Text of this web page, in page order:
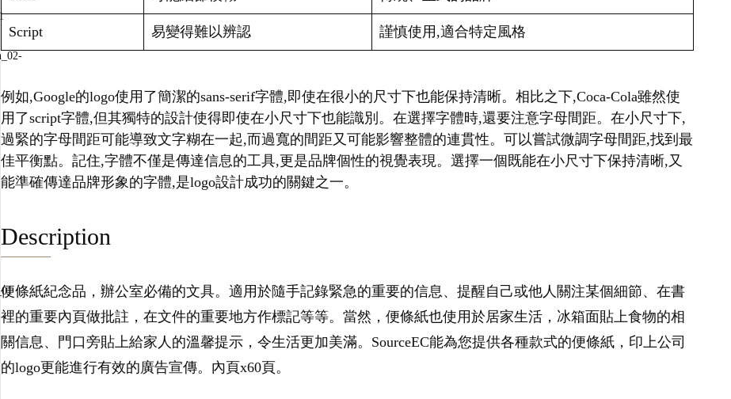
Script 易變得難以辨認 謹慎使用,適合特定風格
例如,Google的logo使用了簡潔的sans-serif字體,即使在很小的尺寸下也能保持清晰。相比之下,Coca-Cola雖然使
用了script字體,但其獨特的設計使得即使在小尺寸下也能識別。在選擇字體時,還要注意字母間距。在小尺寸下,
過緊的字母間距可能導致文字糊在一起,而過寬的間距又可能影響整體的連貫性。可以嘗試微調字母間距,找到最
佳平衡點。記住,字體不僅是傳達信息的工具,更是品牌個性的視覺表現。選擇一個既能在小尺寸下保持清晰,又
能準確傳達品牌形象的字體,是logo設計成功的關鍵之一。
Description
便條紙紀念品，辦公室必備的文具。適用於隨手記錄緊急的重要的信息、提醒自己或他人關注某個細節、在書
裡的重要內頁做批註，在文件的重要地方作標記等等。當然，便條紙也使用於居家生活，冰箱面貼上食物的相
關信息、門口旁貼上給家人的溫馨提示，令生活更加美滿。SourceEC能為您提供各種款式的便條紙，印上公司
的logo更能進行有效的廣告宣傳。內頁x60頁。